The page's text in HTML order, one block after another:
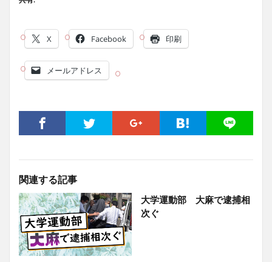
X Facebook 印刷
メールアドレス
関連する記事
大学運動部 大麻で逮捕相
次ぐ